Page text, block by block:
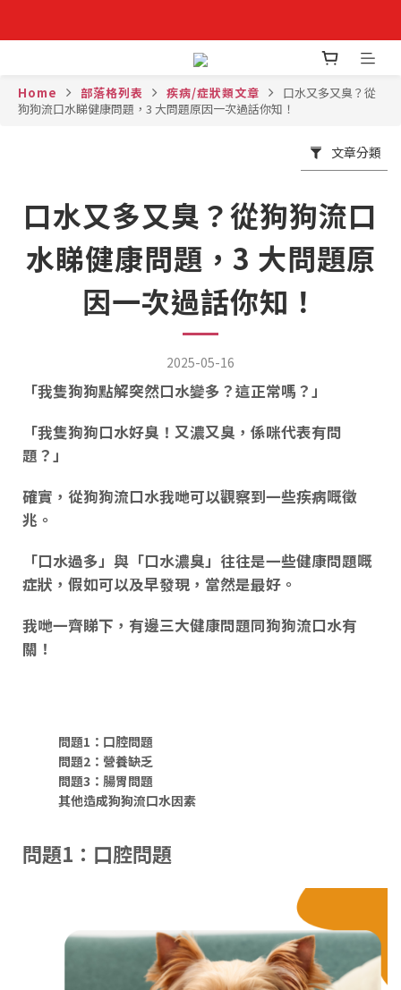
全店，訂購滿$300免費送貨
✨立即登記成為VIPETS會員📝購物儲積分, 積分當錢用
Home 部落格列表 疾病/症狀類文章
口水又多又臭？從
狗狗流口水睇健康問題，3 大問題原因一次過話你知！
文章分類
口水又多又臭？從狗狗流口
水睇健康問題，3 大問題原
因一次過話你知！
2025-05-16
「我隻狗狗點解突然口水變多？這正常嗎？」
「我隻狗狗口水好臭！又濃又臭，係咪代表有問
題？」
確實，從狗狗流口水我哋可以觀察到一些疾病嘅徵
兆。
「口水過多」與「口水濃臭」往往是一些健康問題嘅
症狀 ，假如可以及早發現，當然是最好。
我哋一齊睇下，有邊三大健康問題同狗狗流口水有
關！
問題1：口腔問題
問題2：營養缺乏
問題3：腸胃問題
其他造成狗狗流口水因素
問題1：口腔問題